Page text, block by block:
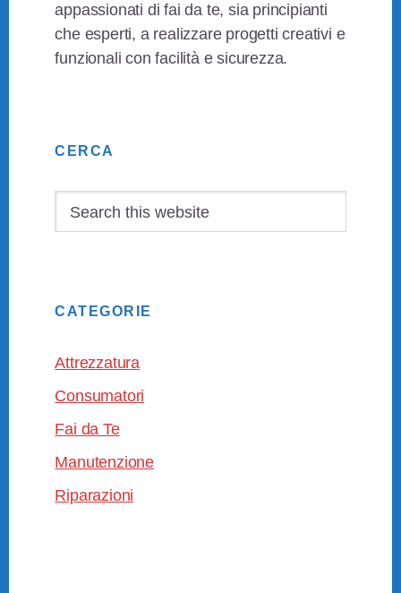
appassionati di fai da te, sia principianti
che esperti, a realizzare progetti creativi e
funzionali con facilità e sicurezza.
Sidebar
CERCA
CATEGORIE
Attrezzatura
Consumatori
Fai da Te
Manutenzione
Riparazioni